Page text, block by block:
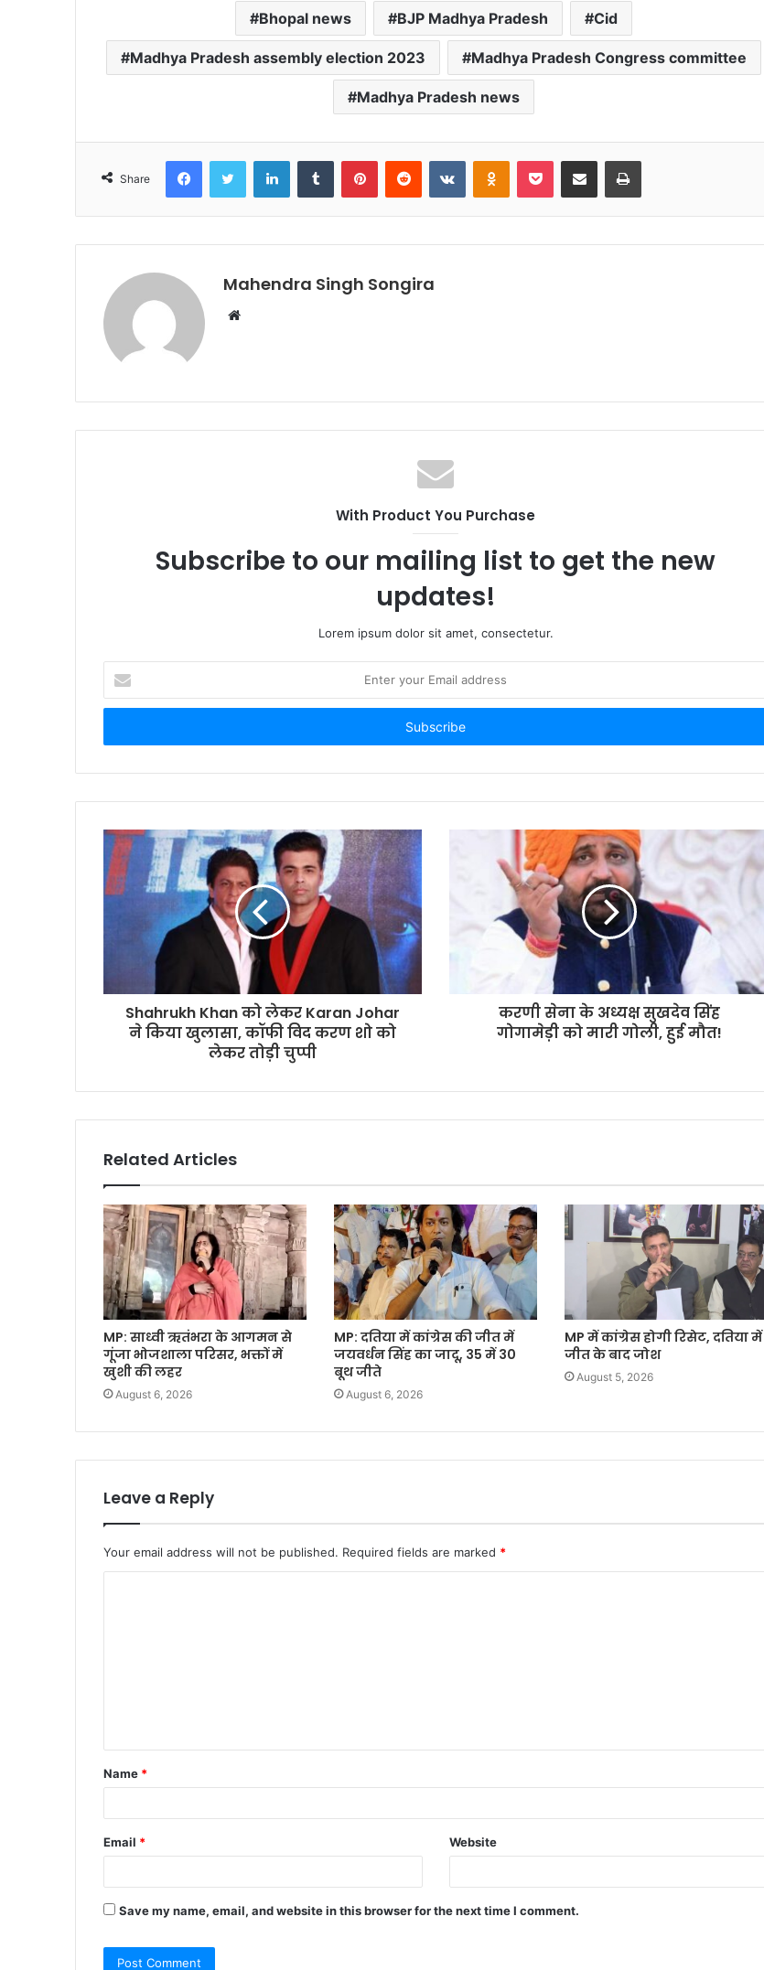
Bhopal news BJP Madhya Pradesh Cid
Madhya Pradesh assembly election 2023 Madhya Pradesh Congress committee
Madhya Pradesh news
Share
FacebookTwitter LinkedInTumblr PinterestReddit VKontakteOdnoklassniki
Pocket Share via Email Print
Mahendra Singh Songira
Website
With Product You Purchase
Subscribe to our mailing list to get the new
updates!
Lorem ipsum dolor sit amet, consectetur.
your
Email
Shahrukh Khan को लेकर Karan Johar
ने किया खुलासा, कॉफी विद करण शो को
लेकर तोड़ी चुप्पी
करणी सेना के अध्यक्ष सुखदेव सिंह
गोगामेड़ी को मारी गोली, हुई मौत!
Related Articles
MP: साध्वी ऋतंभरा के आगमन से
गूंजा भोजशाला परिसर, भक्तों में
खुशी की लहर
August 6, 2026
MP: दतिया में कांग्रेस की जीत में
जयवर्धन सिंह का जादू, 35 में 30
बूथ जीते
August 6, 2026
MP में कांग्रेस होगी रिसेट, दतिया में
जीत के बाद जोश
August 5, 2026
Leave a Reply
Your email address will not be published. Required fields are marked *
t
*
Name *
Email * Website
Save my name, email, and website in this browser for the next time I comment.